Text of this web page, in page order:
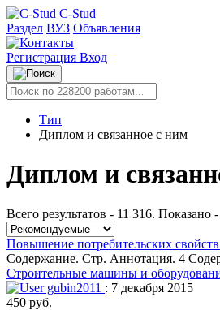
C-Stud
Раздел ВУЗ Объявления
Регистрация Вход
Тип
Диплом и связанное с ним
Диплом и
Всего результатов - 11 316. Показано
Повышение потребительских
Содержание. Стр. Аннотация. 4
Строительные машины и
gubin2011 : 7 декабря 2015
450 руб.